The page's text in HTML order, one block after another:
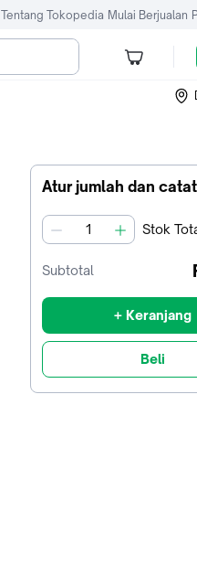
Tentang Tokopedia Mulai Berjualan
Atur jumlah dan
jumlah Stok
Subtotal
+ Keranjang
Beli